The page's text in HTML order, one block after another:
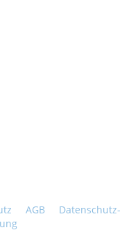
AGB
Datenschutz-